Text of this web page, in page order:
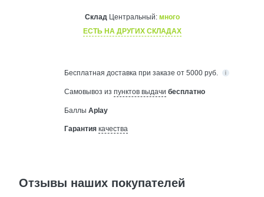
Склад Центральный: много
ЕСТЬ НА ДРУГИХ СКЛАДАХ
Бесплатная доставка при заказе от 5000 руб.
Самовывоз из пунктов выдачи бесплатно
Баллы Aplay
Гарантия качества
Отзывы наших покупателей